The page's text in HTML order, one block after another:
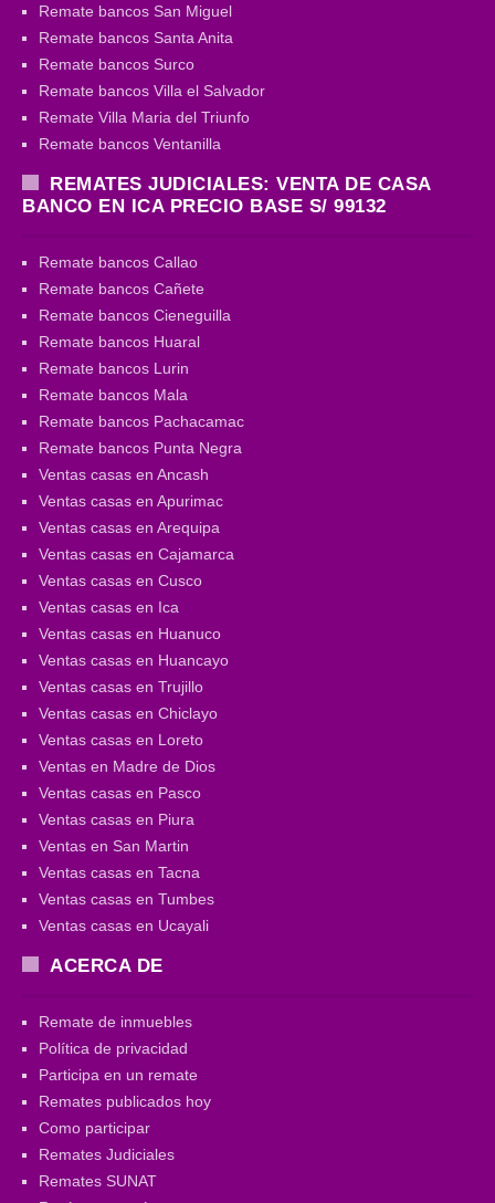
Remate bancos San Miguel
Remate bancos Santa Anita
Remate bancos Surco
Remate bancos Villa el Salvador
Remate Villa Maria del Triunfo
Remate bancos Ventanilla
REMATES JUDICIALES: VENTA DE CASA
BANCO EN ICA PRECIO BASE S/ 99132
Remate bancos Callao
Remate bancos Cañete
Remate bancos Cieneguilla
Remate bancos Huaral
Remate bancos Lurin
Remate bancos Mala
Remate bancos Pachacamac
Remate bancos Punta Negra
Ventas casas en Ancash
Ventas casas en Apurimac
Ventas casas en Arequipa
Ventas casas en Cajamarca
Ventas casas en Cusco
Ventas casas en Ica
Ventas casas en Huanuco
Ventas casas en Huancayo
Ventas casas en Trujillo
Ventas casas en Chiclayo
Ventas casas en Loreto
Ventas en Madre de Dios
Ventas casas en Pasco
Ventas casas en Piura
Ventas en San Martin
Ventas casas en Tacna
Ventas casas en Tumbes
Ventas casas en Ucayali
ACERCA DE
Remate de inmuebles
Política de privacidad
Participa en un remate
Remates publicados hoy
Como participar
Remates Judiciales
Remates SUNAT